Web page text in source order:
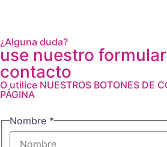
¿Alguna duda?
use nuestro
contacto
O utilice NUESTROS BOTONES DE
PÁGINA
Acuerdo
RGPD
Correo
Nombre *